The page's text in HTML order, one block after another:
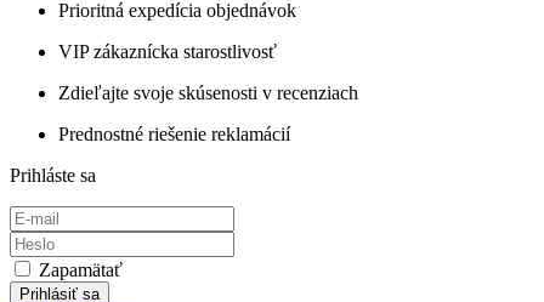
Prioritná expedícia objednávok
VIP zákaznícka starostlivosť
Zdieľajte svoje skúsenosti v recenziach
Prednostné riešenie reklamácií
Prihláste sa
Zapamätať
Prihlásiť sa